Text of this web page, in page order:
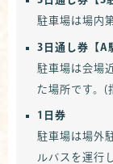
駐車場は場内
3日通し券【A
駐車場は会場
た場所です。(
1日券
駐車場は場外
ルバスを運行